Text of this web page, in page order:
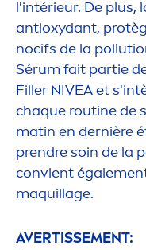
l'intérieur. De plus,
antioxydant,
nocifs de la
Sérum fait partie
Filler NIVEAet
chaque routine de
matin en dernière
prendre soin de la
convient égalemen
maquillage.
AVERTISSEMENT: